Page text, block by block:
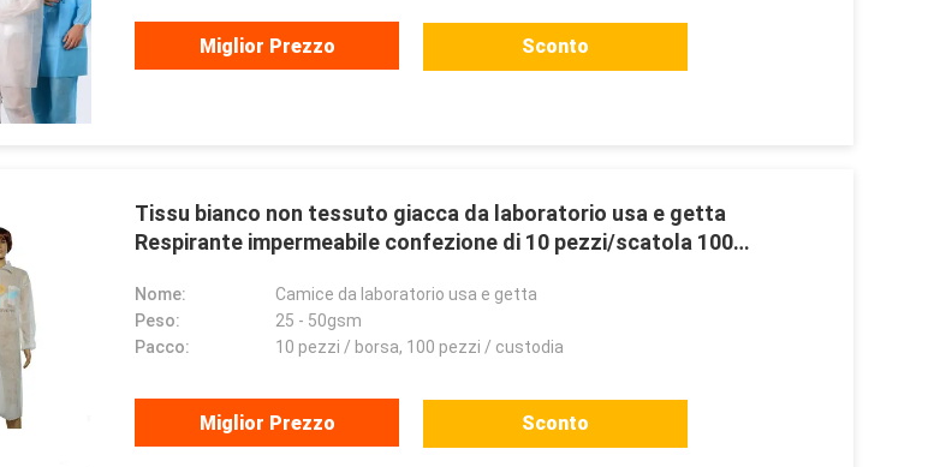
Miglior Prezzo Sconto
Tissu bianco non tessuto giacca da laboratorio usa e getta
Respirante impermeabile confezione di 10 pezzi/scatola 100
Nome:
Camice da laboratorio usa e getta
Peso:
25 - 50gsm
Pacco:
10 pezzi / borsa, 100 pezzi / custodia
Miglior Prezzo Sconto